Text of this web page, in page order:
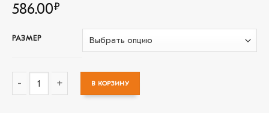
586.00₽
РАЗМЕР
В КОРЗИНУ